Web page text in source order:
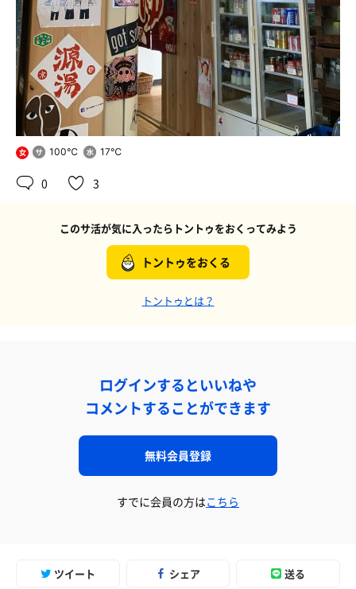
女 100℃ 17℃
0 3
このサ活が気に入ったらトントゥをおくってみよう
トントゥをおくる
トントゥとは？
ログインするといいねや
コメントすることができます
無料会員登録
すでに会員の方はこちら
ツイート シェア 送る